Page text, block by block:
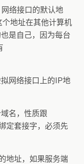
络接口的默认地
个地址在其他计算机
是自己，因为每台
网络接口上的IP地
名，性质跟
定套接字，必须先
地址，如果服务端